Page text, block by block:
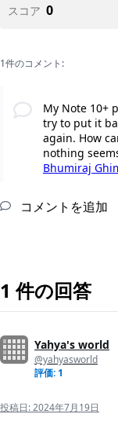
スコア 0
1件のコメント:
My Note 10+
try to put it
again. How
nothing
Bhumiraj
コメントを追加
1 件の回答
Yahya's world
@yahyasworld
評価: 1
投稿日:2024年7月19日